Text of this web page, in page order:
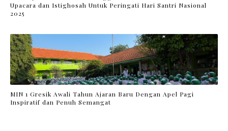
Upacara dan Istighosah Untuk Peringati Hari Santri Nasional
2025
MIN 1 Gresik Awali Tahun Ajaran Baru Dengan Apel Pagi
Inspiratif dan Penuh Semangat